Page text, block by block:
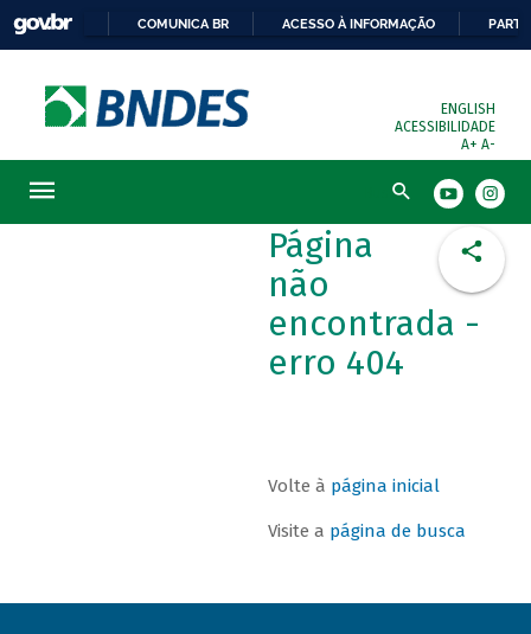
COMUNICA BR ACESSO À INFORMAÇÃO
ENGLISH
ACESSIBILIDADE
A+ A-
Busca
Página
não
encontrada -
erro 404
Volte à página inicial
Visite a página de busca